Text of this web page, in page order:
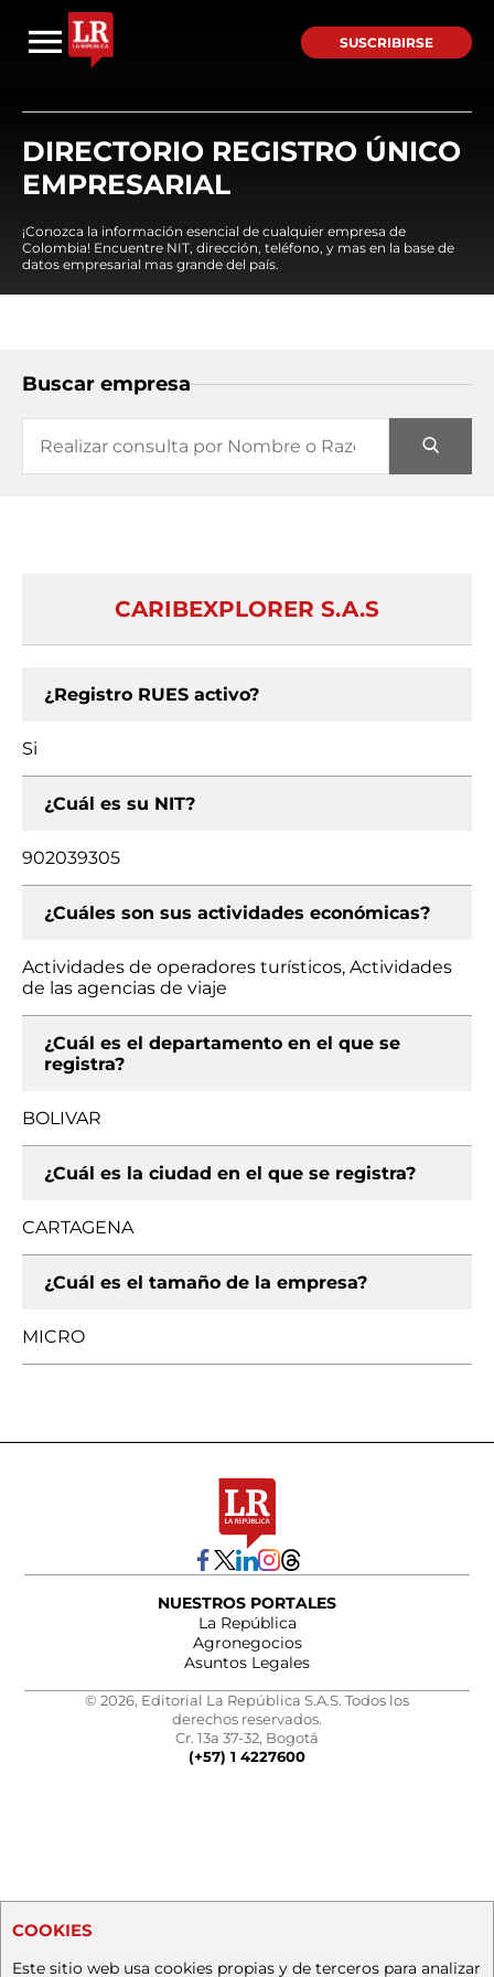
SUSCRIBIRSE
DIRECTORIO REGISTRO ÚNICO
EMPRESARIAL
¡Conozca la información esencial de cualquier empresa de
Colombia! Encuentre NIT, dirección, teléfono, y mas en la base de
datos empresarial mas grande del país.
Buscar empresa
CARIBEXPLORER S.A.S
¿Registro RUES activo?
Si
¿Cuál es su NIT?
902039305
¿Cuáles son sus actividades económicas?
Actividades de operadores turísticos, Actividades
de las agencias de viaje
¿Cuál es el departamento en el que se
registra?
BOLIVAR
¿Cuál es la ciudad en el que se registra?
CARTAGENA
¿Cuál es el tamaño de la empresa?
MICRO
NUESTROS PORTALES
La República
Agronegocios
Asuntos Legales
© 2026, Editorial La República S.A.S. Todos los
derechos reservados.
Cr. 13a 37-32, Bogotá
(+57) 1 4227600
COOKIES
Este sitio web usa cookies propias y de terceros para analizar